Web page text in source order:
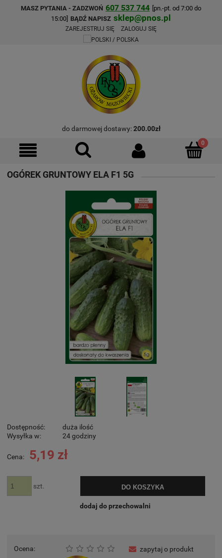
MASZ PYTANIA - ZADZWOŃ 607 537 744 [pn.-pt. od 7:00 do
15:00] BĄDŹ NAPISZ sklep@pnos.pl
ZAREJESTRUJ SIĘ ZALOGUJ SIĘ
do darmowej dostawy:200.00zł
OGÓREK GRUNTOWY ELA F1 5G
Dostępność:
duża ilość
Wysyłka w:
24 godziny
Cena: 5,19 zł
szt. DO KOSZYKA
dodaj do przechowalni
Ocena:
zapytaj o produkt